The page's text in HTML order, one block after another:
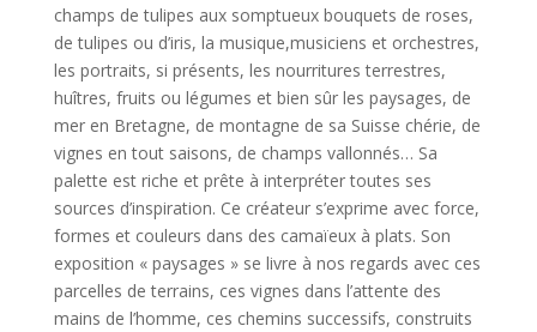
champs de tulipes aux somptueux bouquets de roses,
de tulipes ou d’iris, la musique,musiciens et orchestres,
les portraits, si présents, les nourritures terrestres,
huîtres, fruits ou légumes et bien sûr les paysages, de
mer en Bretagne, de montagne de sa Suisse chérie, de
vignes en tout saisons, de champs vallonnés… Sa
palette est riche et prête à interpréter toutes ses
sources d’inspiration. Ce créateur s’exprime avec force,
formes et couleurs dans des camaïeux à plats. Son
exposition « paysages » se livre à nos regards avec ces
parcelles de terrains, ces vignes dans l’attente des
mains de l’homme, ces chemins successifs, construits